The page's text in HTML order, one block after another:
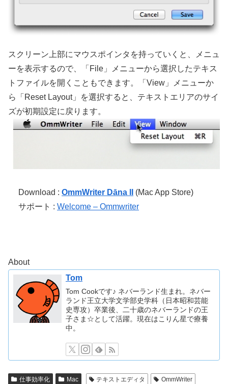
スクリーン上部にマウスポインタを持っていくと、メニュ
ーを表示するので、「File」メニューから選択したテキス
トファイルを開くこともできます。「View」メニューか
ら「Reset Layout」を選択すると、テキストエリアのサイ
ズが初期設定に戻ります。
Download : OmmWriter Dāna II
(Mac App Store)
サポート : Welcome – Ommwriter
About
Tom
Tom Cookです♪ ネバーランド生まれ。ネバー
ランド王立大学文学部史学科（日本昭和芸能
史専攻）卒業後、二十歳のネバーランドの王
子さま☆として活躍。現在はこりん星で療養
中。
仕事効率化 Mac テキストエディタ OmmWriter